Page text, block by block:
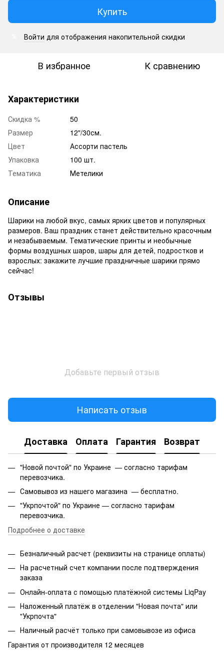
Купить
Войти для отображения накопительной скидки
В избранное К сравнению
Характеристики
Скидка %
50
Размер
12"/30см.
Цвет
Ассорти пастель
Упаковка
100 шт.
Тематика
Метелики
Описание
Шарики на любой вкус, самых ярких цветов и популярных
размеров. Ваш праздник станет действительно красочным
и незабываемым. Тематические принты и необычные
формы воздушных шаров, шары для детей, подростков и
взрослых: закажите лучшие праздничные шарики прямо
сейчас!
Отзывы
Добавьте первый отзыв
Написать отзыв
Доставка Оплата Гарантия Возврат
"Новой почтой" по Украине — согласно тарифам
перевозчика.
Самовывоз из нашего магазина — бесплатно.
"Укрпочтой" по Украине — согласно тарифам
перевозчика.
Подробнее о доставке
Безналичный расчет (реквизиты на странице оплаты)
На расчетный счет компании после подтверждения
заказа
Онлайн-оплата с помощью платёжной системы LiqPay
Наложенный платёж в отделении "Новая почта" или
"Укрпочта"
Наличный расчёт только при самовывозе из офиса
Гарантия от производителя 12 месяцев